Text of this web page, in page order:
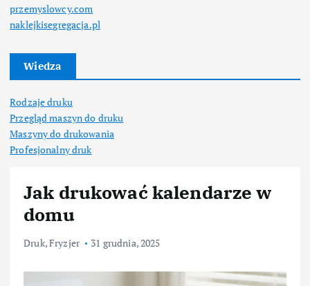
przemyslowcy.com
naklejkisegregacja.pl
Wiedza
Rodzaje druku
Przegląd maszyn do druku
Maszyny do drukowania
Profesjonalny druk
Jak drukować kalendarze w
domu
Druk,Fryzjer 31 grudnia, 2025